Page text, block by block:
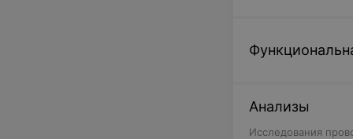
Анализы
Исследования